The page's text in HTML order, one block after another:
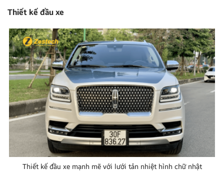
Thiết kế đầu xe
Thiết kế đầu xe mạnh mẽ với lưới tản nhiệt hình chữ nhật